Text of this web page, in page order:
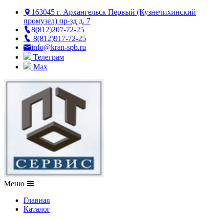
163045 г. Архангельск Первый (Кузнечихинский
промузел) пр-зд д. 7
8(812)207-72-25
8(812)917-72-25
info@kran-spb.ru
Телеграм
Max
Меню
Главная
Каталог